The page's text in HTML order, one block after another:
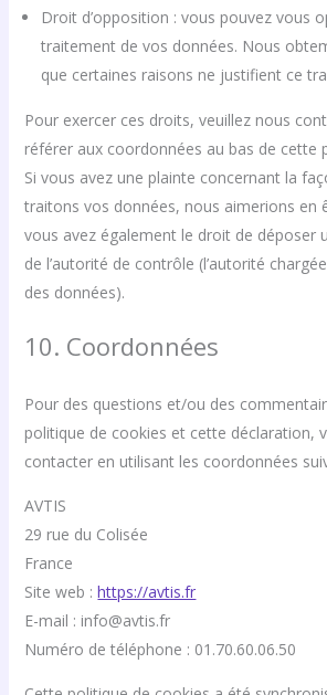
Droit d’opposition : vous pouvez vous
traitement de vos données. Nous
que certaines raisons ne justifient ce
Pour exercer ces droits, veuillez nous
référer aux coordonnées au bas de cette
Si vous avez une plainte concernant la
traitons vos données, nous aimerions en
vous avez également le droit de déposer
de l’autorité de contrôle (l’autorité
des données).
10. Coordonnées
Pour des questions et/ou des
politique de cookies et cette déclaration,
contacter en utilisant les coordonnées
AVTIS
29 rue du Colisée
France
Site web :https://avtis.fr
E-mail : info@avtis.fr
Numéro de téléphone : 01.70.60.06.50